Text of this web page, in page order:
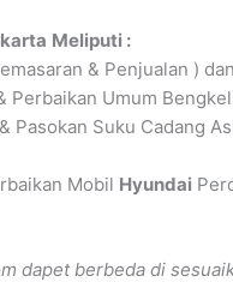
Meliputi :
& Penjualan )
Perbaikan Umum
Pasokan Suku Cadang
Mobil Hyundai
dapet berbeda di